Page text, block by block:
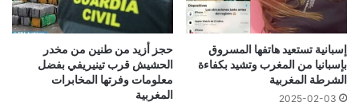
إسبانية تستعيد هاتفها المسروق
بإسبانيا من المغرب وتشيد بكفاءة
الشرطة المغربية
2025-02-03
حجز أزيد من طنين من مخدر
الحشيش قرب تينيريفي بفضل
معلومات وفرتها المخابرات
المغربية